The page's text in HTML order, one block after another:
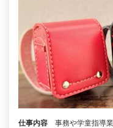
仕事内容
事務や学童指導